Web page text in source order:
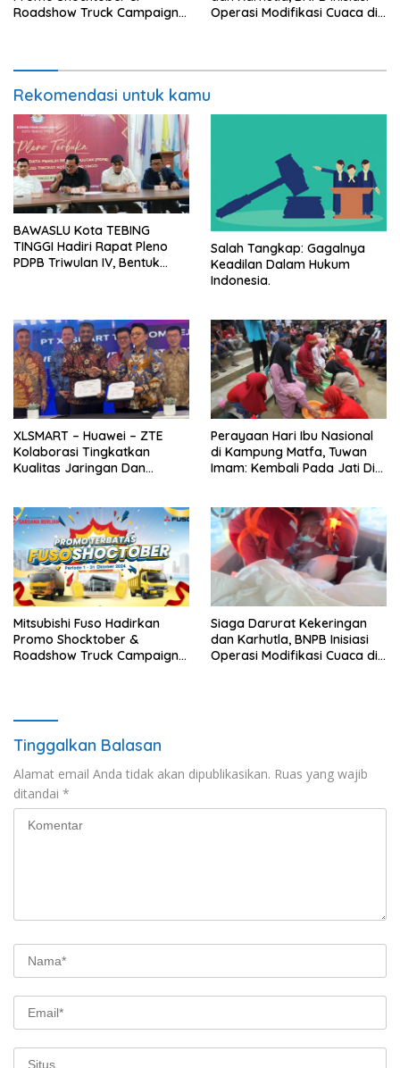
Roadshow Truck Campaign
Operasi Modifikasi Cuaca di
Rekomendasi untuk kamu
BAWASLU Kota TEBING
TINGGI Hadiri Rapat Pleno
PDPB Triwulan IV, Bentuk
Salah Tangkap: Gagalnya
Keadilan Dalam Hukum
Indonesia.
XLSMART – Huawei – ZTE
Kolaborasi Tingkatkan
Kualitas Jaringan Dan
Perayaan Hari Ibu Nasional
di Kampung Matfa, Tuwan
Imam: Kembali Pada Jati Diri
Mitsubishi Fuso Hadirkan
Promo Shocktober &
Roadshow Truck Campaign
Siaga Darurat Kekeringan
dan Karhutla, BNPB Inisiasi
Operasi Modifikasi Cuaca di
Tinggalkan Balasan
Alamat email Anda tidak akan dipublikasikan. Ruas yang wajib
ditandai *